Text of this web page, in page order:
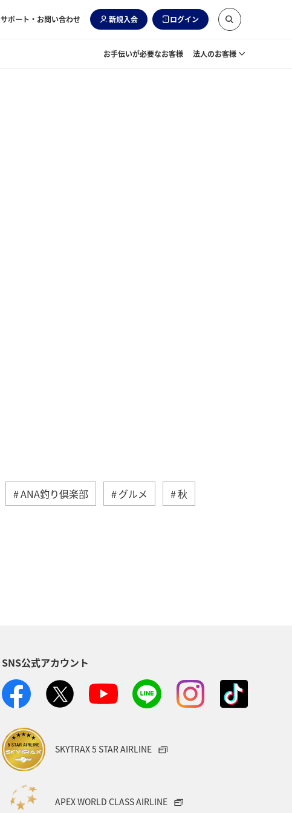
サポート・お問い合わせ 新規入会 ログイン
お手伝いが必要なお客様 法人のお客様
ANA釣り倶楽部 グルメ 秋
SNS公式アカウント
SKYTRAX 5 STAR AIRLINE
APEX WORLD CLASS AIRLINE